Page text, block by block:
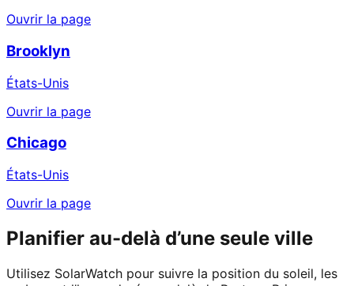
Ouvrir la page
Brooklyn
États-Unis
Ouvrir la page
Chicago
États-Unis
Ouvrir la page
Planifier au-delà d’une seule ville
Utilisez SolarWatch pour suivre la position du soleil, les